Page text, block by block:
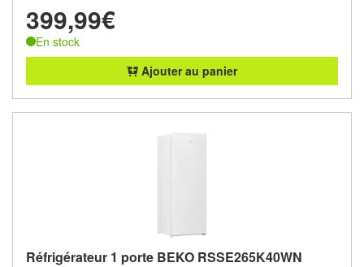
399,99€
En stock
Ajouter au panier
Réfrigérateur 1 porte BEKO RSSE265K40WN